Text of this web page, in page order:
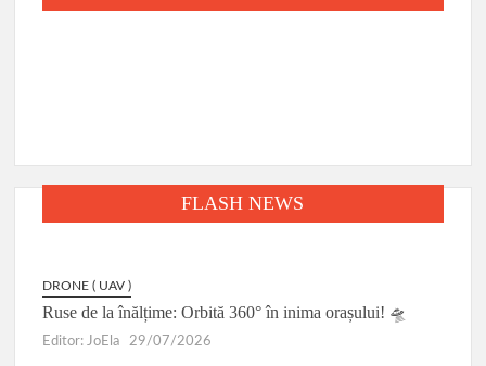
FLASH NEWS
DRONE ( UAV )
Ruse de la înălțime: Orbită 360° în inima orașului! 🛸
Editor: JoEla 29/07/2026